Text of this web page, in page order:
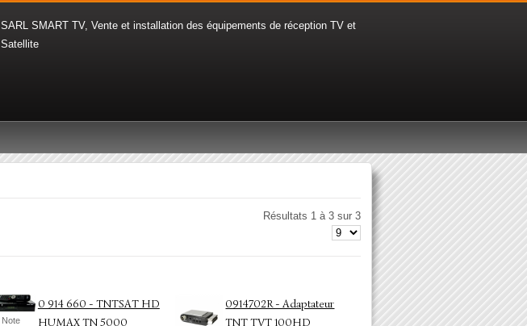
SARL SMART TV, Vente et installation des équipements de réception TV et
Satellite
Résultats 1 à 3 sur 3
Note
0 914 660 - TNTSAT HD
HUMAX TN 5000
0914702R - Adaptateur
TNT TVT 100HD